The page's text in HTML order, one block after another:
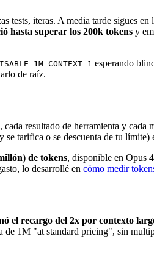
iteras. A media tarde sigues
hasta superar los 200k tokens y
esperando
de raíz.
cada resultado de herramienta y cada
tarifica o se descuenta de tu límite)
de tokens, disponible en Opus
lo desarrollé en cómo medir
el recargo del 2x por contexto
de 1M "at standard pricing", sin